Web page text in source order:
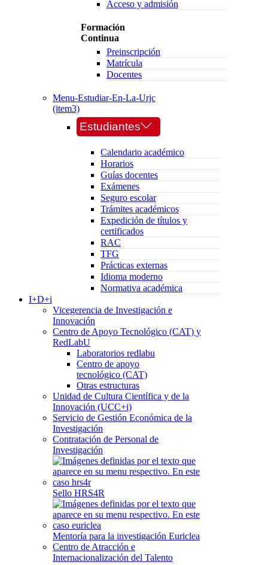
Acceso y admisión
Formación
Continua
Preinscripción
Matrícula
Docentes
Menu-Estudiar-En-La-Urjc
(item3)
Estudiantes
Calendario académico
Horarios
Guías docentes
Exámenes
Seguro escolar
Trámites académicos
Expedición de títulos y
certificados
RAC
TFG
Prácticas externas
Idioma moderno
Normativa académica
I+D+i
Vicegerencia de Investigación e
Innovación
Centro de Apoyo Tecnológico (CAT) y
RedLabU
Laboratorios redlabu
Centro de apoyo
tecnológico (CAT)
Otras estructuras
Unidad de Cultura Científica y de la
Innovación (UCC+i)
Servicio de Gestión Económica de la
Investigación
Contratación de Personal de
Investigación
Sello HRS4R
Mentoría para la investigación Euriclea
Centro de Atracción e
Internacionalización del Talento